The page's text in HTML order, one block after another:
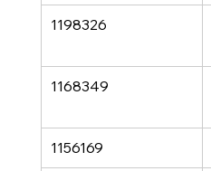
1198326
1168349
1156169